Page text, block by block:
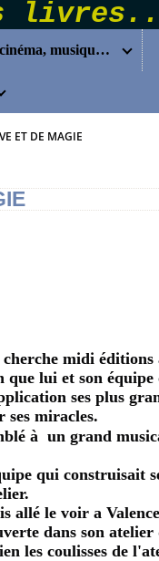
Festival (cinéma, musique...)
ET DE MAGIE
midi
lui et son équipe
ses plus
ses miracles.
à un grand
qui construisait
allé le voir a
dans son atelier
les coulisses de